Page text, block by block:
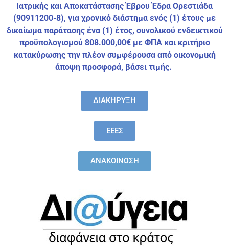
Ιατρικής και Αποκατάστασης Έβρου Έδρα Ορεστιάδα
(90911200-8), για χρονικό διάστημα ενός (1) έτους με
δικαίωμα παράτασης ένα (1) έτος, συνολικού ενδεικτικού
προϋπολογισμού 808.000,00€ με ΦΠΑ και κριτήριο
κατακύρωσης την πλέον συμφέρουσα από οικονομική
άποψη προσφορά, βάσει τιμής.
ΔΙΑΚΗΡΥΞΗ
ΕΕΕΣ
ΑΝΑΚΟΙΝΩΣΗ